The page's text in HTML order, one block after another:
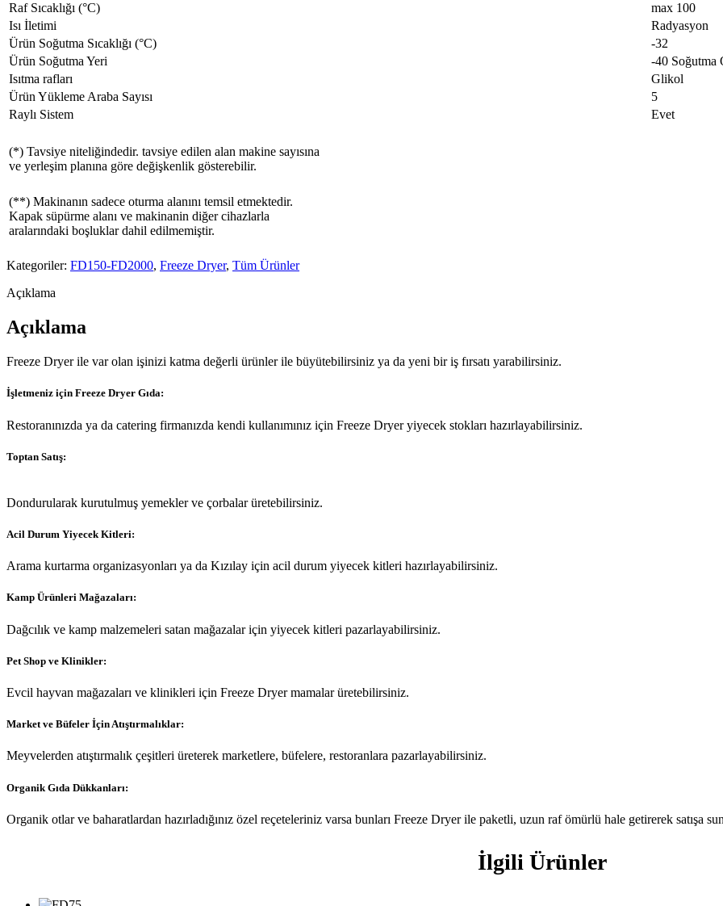
Raf Sıcaklığı (°C)
max 100
Isı İletimi
Radyasyon
Ürün Soğutma Sıcaklığı (°C)
-32
Ürün Soğutma Yeri
-40 Soğutma
Isıtma rafları
Glikol
Ürün Yükleme Araba Sayısı
5
Raylı Sistem
Evet
(*) Tavsiye niteliğindedir. tavsiye edilen alan makine sayısına
ve yerleşim planına göre değişkenlik gösterebilir.
(**) Makinanın sadece oturma alanını temsil etmektedir.
Kapak süpürme alanı ve makinanin diğer cihazlarla
aralarındaki boşluklar dahil edilmemiştir.
Kategoriler: FD150-FD2000, Freeze Dryer, Tüm Ürünler
Açıklama
Açıklama
Freeze Dryer ile var olan işinizi katma değerli ürünler ile büyütebilirsiniz ya da yeni bir iş fırsatı yarabilirsiniz.
İşletmeniz için Freeze Dryer Gıda:
Restoranınızda ya da catering firmanızda kendi kullanımınız için Freeze Dryer yiyecek stokları hazırlayabilirsiniz.
Toptan Satış:
Dondurularak kurutulmuş yemekler ve çorbalar üretebilirsiniz.
Acil Durum Yiyecek Kitleri:
Arama kurtarma organizasyonları ya da Kızılay için acil durum yiyecek kitleri hazırlayabilirsiniz.
Kamp Ürünleri Mağazaları:
Dağcılık ve kamp malzemeleri satan mağazalar için yiyecek kitleri pazarlayabilirsiniz.
Pet Shop ve Klinikler:
Evcil hayvan mağazaları ve klinikleri için Freeze Dryer mamalar üretebilirsiniz.
Market ve Büfeler İçin Atıştırmalıklar:
Meyvelerden atıştırmalık çeşitleri üreterek marketlere, büfelere, restoranlara pazarlayabilirsiniz.
Organik Gıda Dükkanları:
Organik otlar ve baharatlardan hazırladığınız özel reçeteleriniz varsa bunları Freeze Dryer ile paketli, uzun raf ömürlü hale getirerek satışa
İlgili Ürünler